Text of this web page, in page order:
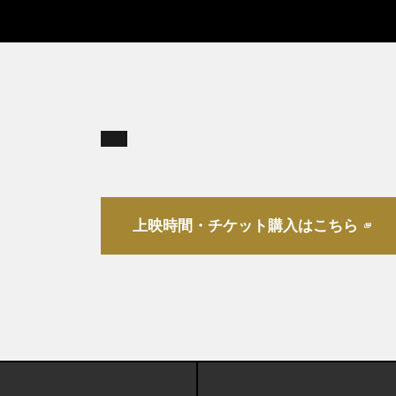
上映時間・チケット購入はこちら